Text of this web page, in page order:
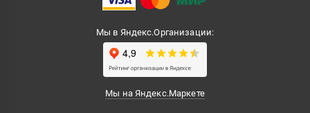
Мы в Яндекс.Организации:
Мы на Яндекс.Маркете